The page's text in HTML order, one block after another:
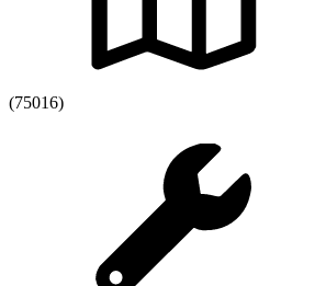
(75016)